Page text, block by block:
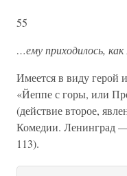
55
…ему приходилось,
Имеется в виду герой
«Йеппе с горы, или
(действие второе,
Комедии. Ленинград
113).